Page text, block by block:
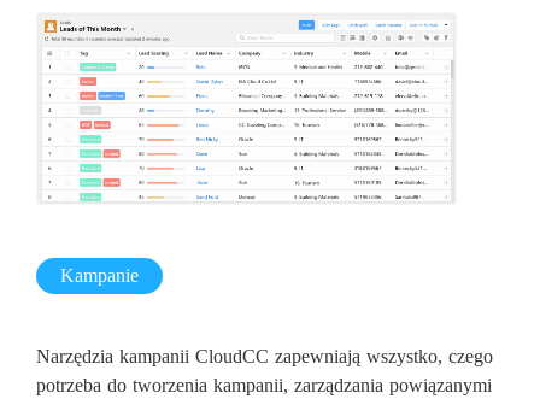
Kampanie
Narzędzia kampanii CloudCC zapewniają wszystko, czego
potrzeba do tworzenia kampanii, zarządzania powiązanymi